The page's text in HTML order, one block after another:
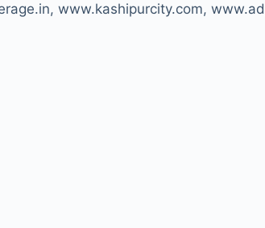
www.kashipurcity.com,